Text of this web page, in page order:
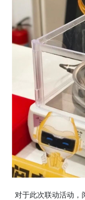
对于此次联动活动，阅